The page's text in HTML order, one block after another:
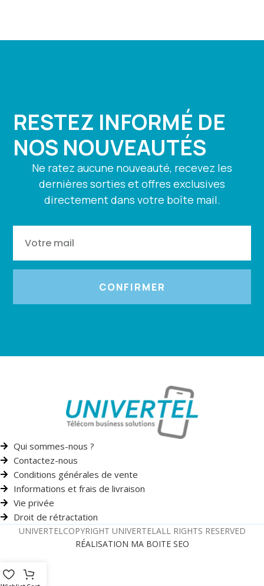
RESTEZ INFORMÉ DE
NOS NOUVEAUTÉS
Ne ratez aucune nouveauté, recevez les
dernières sorties et offres exclusives
directement dans votre boîte mail.
CONFIRMER
Qui sommes-nous ?
Contactez-nous
Conditions générales de vente
Informations et frais de livraison
Vie privée
Droit de rétractation
UNIVERTELCOPYRIGHT UNIVERTELALL RIGHTS RESERVED
RÉALISATION MA BOITE SEO